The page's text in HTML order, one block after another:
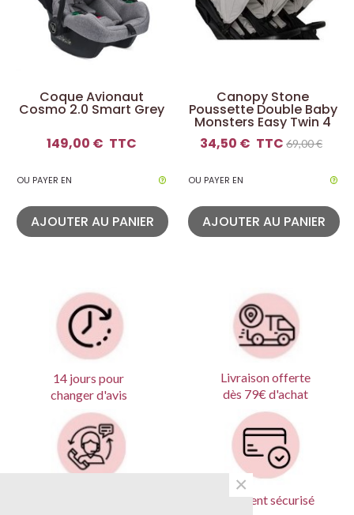
Coque Avionaut
Cosmo 2.0 Smart Grey
149,00 € TTC
OU PAYER EN
AJOUTER AU PANIER
Canopy Stone
Poussette Double Baby
Monsters Easy Twin 4
34,50 € TTC 69,00 €
OU PAYER EN
AJOUTER AU PANIER
14 jours pour
changer d'avis
Livraison offerte
dès 79€ d'achat
Paiement sécurisé
×